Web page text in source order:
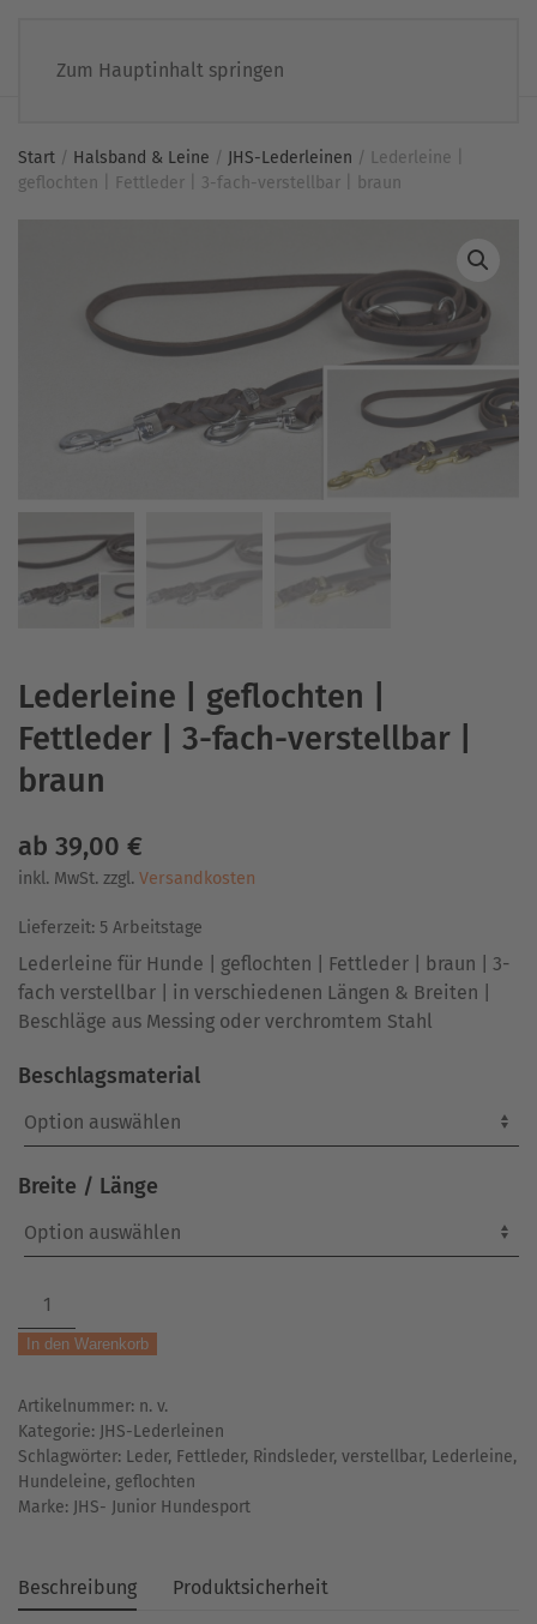
Zum Hauptinhalt springen
Start / Halsband & Leine / JHS-Lederleinen / Lederleine |
geflochten | Fettleder | 3-fach-verstellbar | braun
Lederleine | geflochten |
Fettleder | 3-fach-verstellbar |
braun
ab 39,00 €
inkl. MwSt. zzgl. Versandkosten
Lieferzeit: 5 Arbeitstage
Lederleine für Hunde | geflochten | Fettleder | braun | 3-
fach verstellbar | in verschiedenen Längen & Breiten |
Beschläge aus Messing oder verchromtem Stahl
Beschlagsmaterial
Breite / Länge
Lederleine
|
geflochten
Fettleder
|
3-
fach-
braun
Menge
In den Warenkorb
Artikelnummer: n. v.
Kategorie: JHS-Lederleinen
Schlagwörter: Leder, Fettleder, Rindsleder, verstellbar, Lederleine,
Hundeleine, geflochten
Marke: JHS- Junior Hundesport
Beschreibung Produktsicherheit